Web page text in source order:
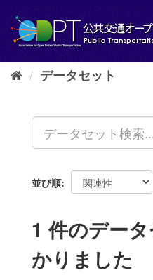
し
データセット
並び順
1 件のデー
かりました